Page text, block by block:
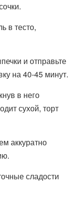
в тесто,
и отправьте
на 40-45 минут.
в него
сухой, торт
аккуратно
сладости